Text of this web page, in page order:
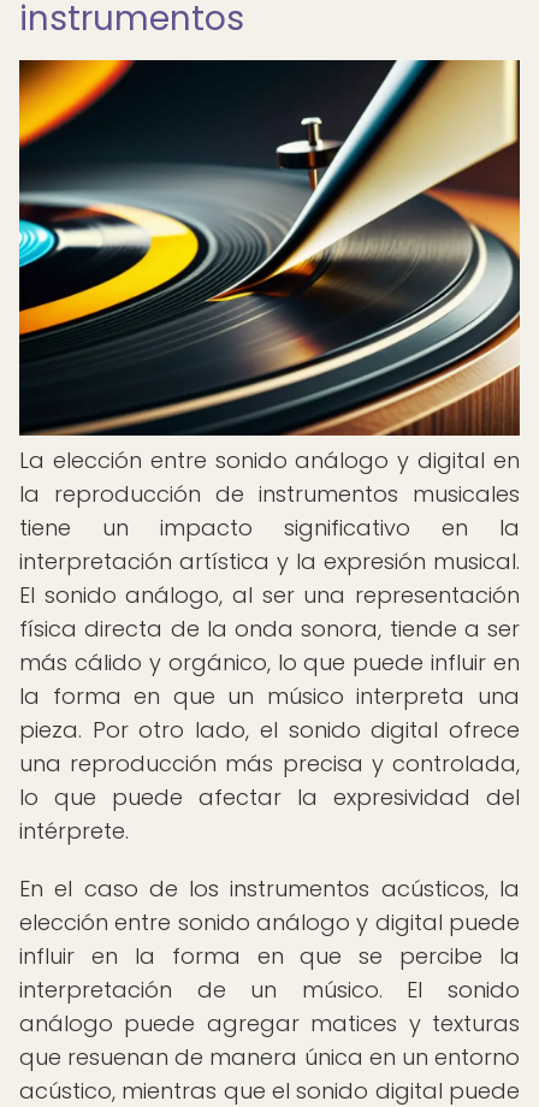
instrumentos
La elección entre sonido análogo y digital en
la reproducción de instrumentos musicales
tiene un impacto significativo en la
interpretación artística y la expresión musical.
El sonido análogo, al ser una representación
física directa de la onda sonora, tiende a ser
más cálido y orgánico, lo que puede influir en
la forma en que un músico interpreta una
pieza. Por otro lado, el sonido digital ofrece
una reproducción más precisa y controlada,
lo que puede afectar la expresividad del
intérprete.
En el caso de los instrumentos acústicos, la
elección entre sonido análogo y digital puede
influir en la forma en que se percibe la
interpretación de un músico. El sonido
análogo puede agregar matices y texturas
que resuenan de manera única en un entorno
acústico, mientras que el sonido digital puede